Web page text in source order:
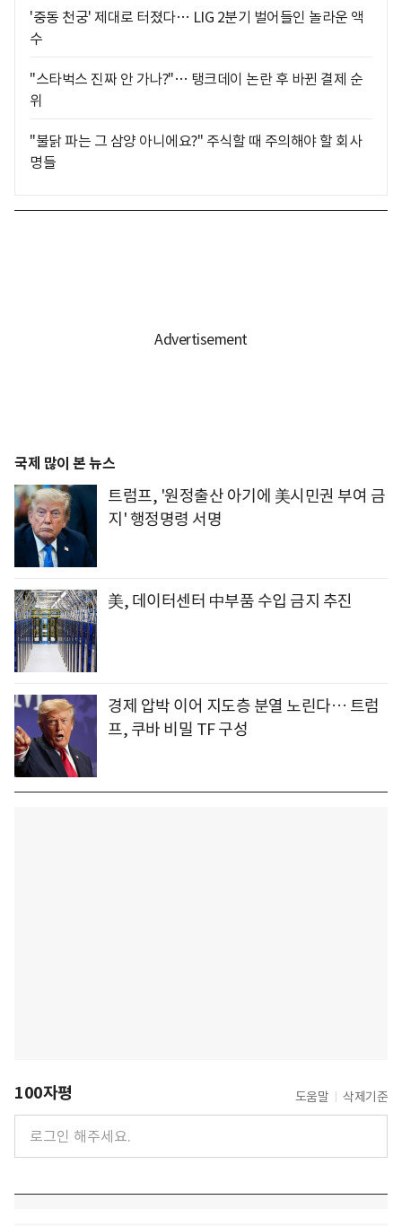
'중동 천궁' 제대로 터졌다… LIG 2분기 벌어들인 놀라운 액
수
"스타벅스 진짜 안 가나?"… 탱크데이 논란 후 바뀐 결제 순
위
"불닭 파는 그 삼양 아니에요?" 주식할 때 주의해야 할 회사
명들
국제 많이 본 뉴스
트럼프, '원정출산 아기에 美시민권 부여 금
지' 행정명령 서명
美, 데이터센터 中부품 수입 금지 추진
경제 압박 이어 지도층 분열 노린다… 트럼
프, 쿠바 비밀 TF 구성
100자평 도움말 삭제기준